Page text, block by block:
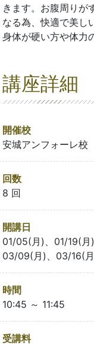
きます。お腹周りが
なる為、快適で美し
身体が硬い方や体力
講座詳細
開催校
安城アンフォーレ校
回数
8 回
開講日
01/05(月)、01/19(
03/09(月)、03/16(
時間
10:45 ～ 11:45
受講料